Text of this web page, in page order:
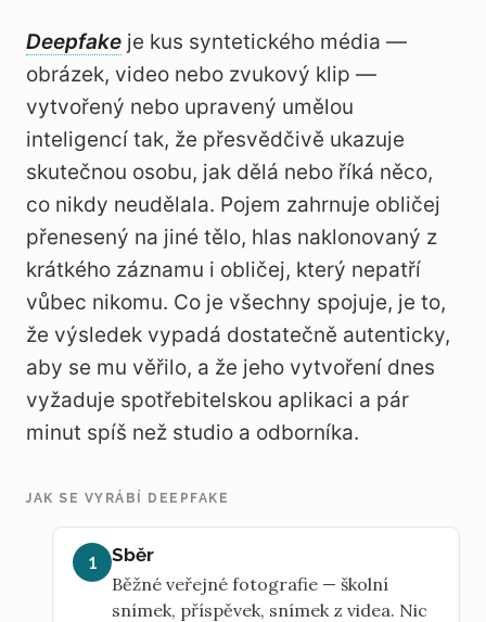
Deepfake je kus syntetického média —
obrázek, video nebo zvukový klip —
vytvořený nebo upravený umělou
inteligencí tak, že přesvědčivě ukazuje
skutečnou osobu, jak dělá nebo říká něco,
co nikdy neudělala. Pojem zahrnuje obličej
přenesený na jiné tělo, hlas naklonovaný z
krátkého záznamu i obličej, který nepatří
vůbec nikomu. Co je všechny spojuje, je to,
že výsledek vypadá dostatečně autenticky,
aby se mu věřilo, a že jeho vytvoření dnes
vyžaduje spotřebitelskou aplikaci a pár
minut spíš než studio a odborníka.
JAK SE VYRÁBÍ DEEPFAKE
1
Sběr
Běžné veřejné fotografie — školní
snímek, příspěvek, snímek z videa. Nic